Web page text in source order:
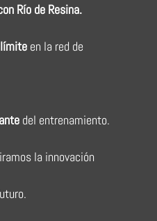
Río de Resina.
en la red de
del entrenamiento.
la innovación